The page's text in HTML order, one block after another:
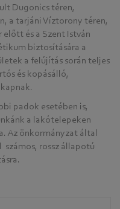
Dugonics téren,
a tarjáni Víztorony téren,
és a Szent István
biztosítására a
a felújítás során teljes
és kopásálló,
padok esetében is,
a lakótelepeken
Az önkormányzat által
rossz állapotú